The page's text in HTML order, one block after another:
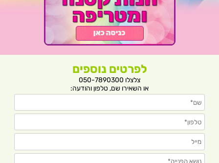
לפרטים נוספים
צלצלו 050-7890300
או השאירו שם, טלפון והודעה: